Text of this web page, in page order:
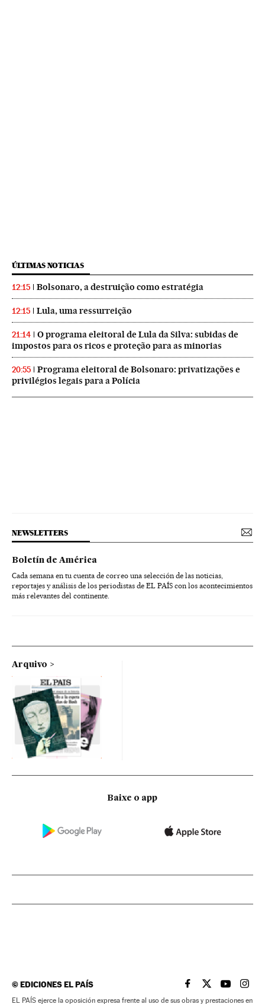
ÚLTIMAS NOTICIAS
12:15 Bolsonaro, a destruição como estratégia
12:15 Lula, uma ressurreição
21:14
O programa eleitoral de Lula da Silva: subidas de
impostos para os ricos e proteção para as minorias
20:55
Programa eleitoral de Bolsonaro: privatizações e
privilégios legais para a Polícia
NEWSLETTERS
Boletín de América
Cada semana en tu cuenta de correo una selección de las noticias,
reportajes y análisis de los periodistas de EL PAÍS con los acontecimientos
más relevantes del continente.
Arquivo
Baixe o app
©EDICIONES EL PAÍS EL PAÍS BRASIL EN
EL PAÍSEL PAÍS
EL
EL PAÍS ejerce la oposición expresa frente al uso de sus obras y prestaciones en